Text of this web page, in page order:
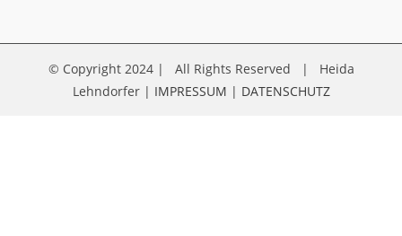
© Copyright 2024 | All Rights Reserved | Heida
Lehndorfer | IMPRESSUM | DATENSCHUTZ